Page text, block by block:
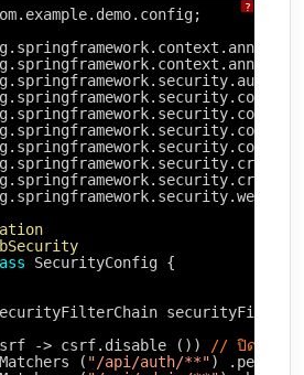
?
SecurityConfig {
-> csrf.disable ()) // ปิดไว้สำ
( "/api/auth/**")